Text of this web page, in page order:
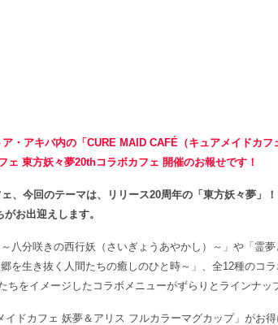
・アキバ内の「CURE MAID CAFÉ（キュアメイドカフ
ェ 東方妖々夢20thコラボカフェ 開催のお報せです！
、今回のテーマは、リリース20周年の「東方妖々夢」
お出迎えします。
八分咲きの西行妖（さいぎょうあやかし）～」や「霊
を生き抜く人間たちの癒しのひと時～」、全12種のコ
ちをイメージしたコラボメニューがずらりとラインナッ
ドカフェ 妖夢＆アリス フルカラーマグカップ」がお